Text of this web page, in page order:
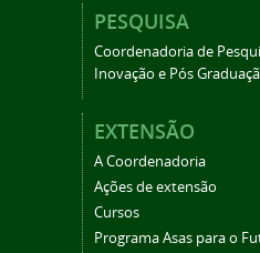
PESQUISA
Coordenadoria de
Inovação e Pós
EXTENSÃO
A Coordenadoria
Ações de extensão
Cursos
Programa Asas para o